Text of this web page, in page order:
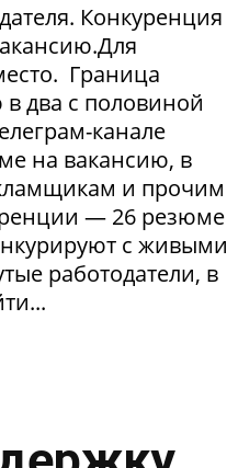
Конкуренция
Граница
два с половиной
канале
на вакансию, в
и прочим
— 26 резюме
с живыми
работодатели, в